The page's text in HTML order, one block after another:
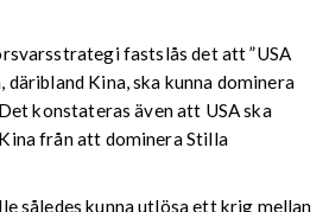
fastslås det att ”USA
däribland Kina, ska kunna dominera
konstateras även att USA ska
från att dominera Stilla
således kunna utlösa ett krig mellan